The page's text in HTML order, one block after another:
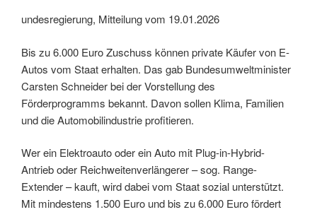
undesregierung, Mitteilung vom 19.01.2026
Bis zu 6.000 Euro Zuschuss können private Käufer von E-
Autos vom Staat erhalten. Das gab Bundesumweltminister
Carsten Schneider bei der Vorstellung des
Förderprogramms bekannt. Davon sollen Klima, Familien
und die Automobilindustrie profitieren.
Wer ein Elektroauto oder ein Auto mit Plug-in-Hybrid-
Antrieb oder Reichweitenverlängerer – sog. Range-
Extender – kauft, wird dabei vom Staat sozial unterstützt.
Mit mindestens 1.500 Euro und bis zu 6.000 Euro fördert